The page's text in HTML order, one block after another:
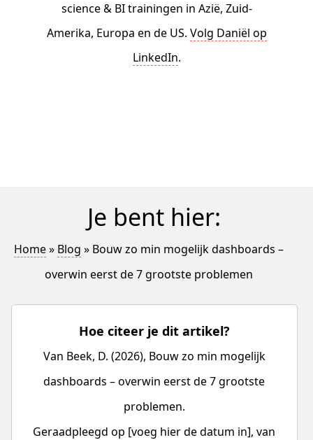
science & BI trainingen in Azië, Zuid-
Amerika, Europa en de US. Volg Daniël op
LinkedIn.
Je bent hier:
Home» Blog » Bouw zo min mogelijk dashboards –
overwin eerst de 7 grootste problemen
Hoe citeer je dit artikel?
Van Beek, D. (2026), Bouw zo min mogelijk
dashboards – overwin eerst de 7 grootste
problemen.
Geraadpleegd op [voeg hier de datum in], van